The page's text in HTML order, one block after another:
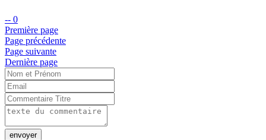
-- 0
Première page
Page précédente
Page suivante
Dernière page